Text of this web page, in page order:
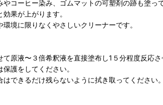
コーヒー染み、ゴムマットの可塑剤の跡も塗っ
果が上がります。
境に限りなくやさしいクリーナーです。
原液〜３倍希釈液を直接塗布し1５分程度反応さ
護をしてください。
できるだけ残らないように拭き取ってください。